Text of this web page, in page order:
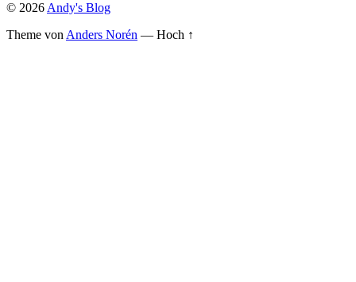
© 2026Andy's Blog
Theme vonAnders Norén — Hoch ↑